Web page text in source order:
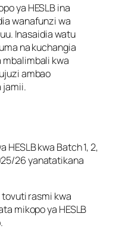
ya HESLB ina
wanafunzi wa
Inasaidia watu
na kuchangia
mbalimbali kwa
ambao
jamii.
kwa Batch 1, 2,
26 yanatatikana
rasmi kwa
mikopo ya HESLB